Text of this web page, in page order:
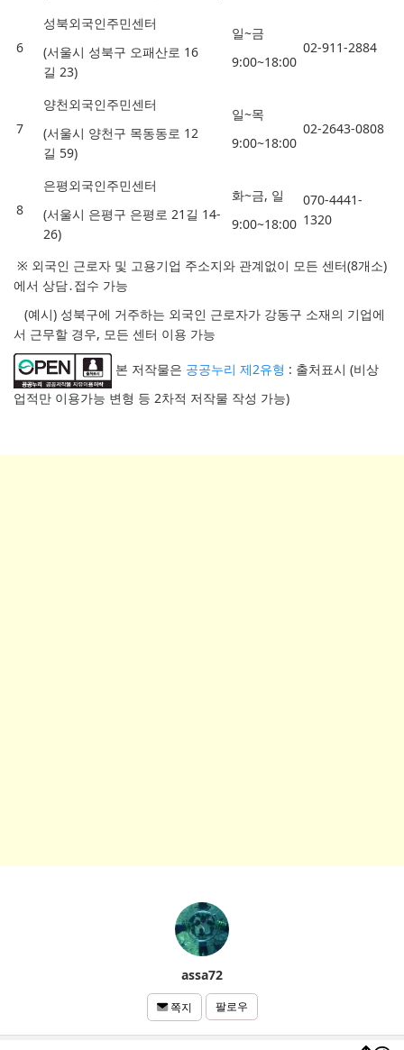
6
성북외국인주민센터
(서울시 성북구 오패산로 16
길 23)
일~금
9:00~18:00
02-911-2884
7
양천외국인주민센터
(서울시 양천구 목동동로 12
길 59)
일~목
9:00~18:00
02-2643-0808
8
은평외국인주민센터
(서울시 은평구 은평로 21 길 14-
26)
화~금, 일
9:00~18:00
070-4441-
1320
※ 외국인 근로자 및 고용기업 주소지와 관계없이 모든 센터(8개소)
에서 상담․접수 가능
(예시) 성북구에 거주하는 외국인 근로자가 강동구 소재의 기업에
서 근무할 경우, 모든 센터 이용 가능
본 저작물은 공공누리 제2유형 : 출처표시 (비상
업적만 이용가능 변형 등 2차적 저작물 작성 가능)
assa72
쪽지 팔로우